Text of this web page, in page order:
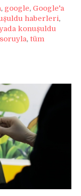
, google, Google'a
haberleri,
konuşuldu
soruyla, tüm